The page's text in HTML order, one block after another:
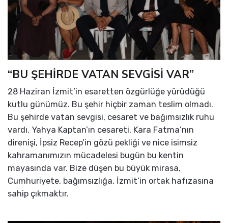
“BU ŞEHİRDE VATAN SEVGİSİ VAR”
28 Haziran İzmit’in esaretten özgürlüğe yürüdüğü
kutlu günümüz. Bu şehir hiçbir zaman teslim olmadı.
Bu şehirde vatan sevgisi, cesaret ve bağımsızlık ruhu
vardı. Yahya Kaptan’ın cesareti, Kara Fatma’nın
direnişi, İpsiz Recep’in gözü pekliği ve nice isimsiz
kahramanımızın mücadelesi bugün bu kentin
mayasında var. Bize düşen bu büyük mirasa,
Cumhuriyete, bağımsızlığa, İzmit’in ortak hafızasına
sahip çıkmaktır.